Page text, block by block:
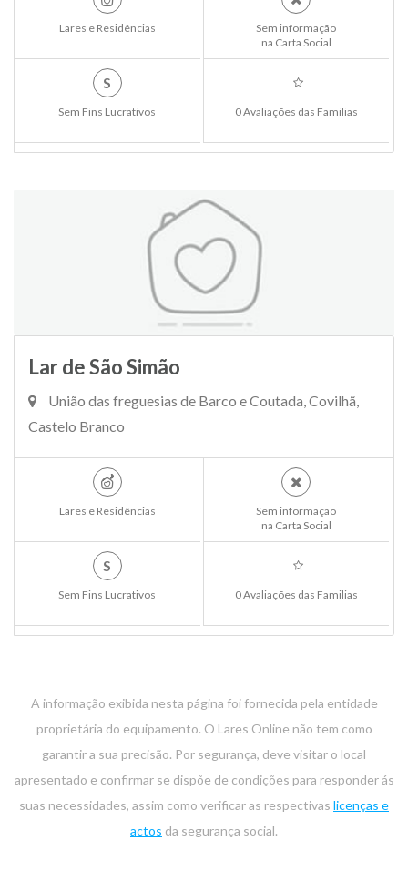
Lares e Residências
Sem informação
na Carta Social
S
Sem Fins Lucrativos 0 Avaliações das Familias
Lar de São Simão
União das freguesias de Barco e Coutada, Covilhã,
Castelo Branco
Lares e Residências
Sem informação
na Carta Social
S
Sem Fins Lucrativos 0 Avaliações das Familias
A informação exibida nesta página foi fornecida pela entidade
proprietária do equipamento. O Lares Online não tem como
garantir a sua precisão. Por segurança, deve visitar o local
apresentado e confirmar se dispõe de condições para responder ás
suas necessidades, assim como verificar as respectivas licenças e
actos da segurança social.